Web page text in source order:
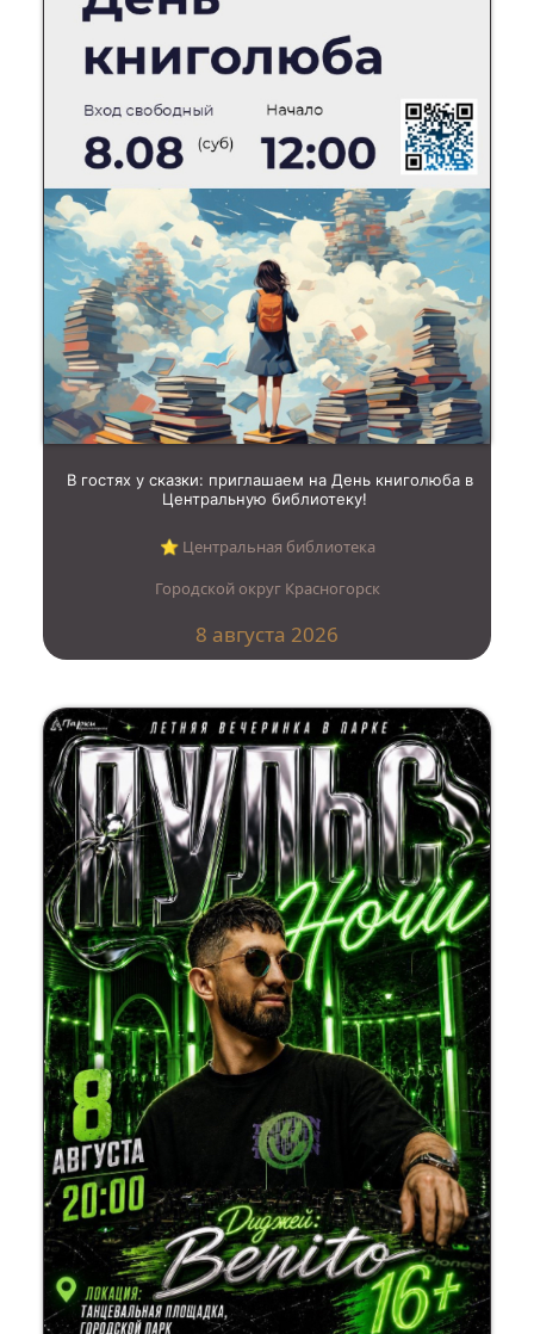
В гостях у сказки: приглашаем на День книголюба в
Центральную библиотеку!
⭐︎ Центральная библиотека
Городской округ Красногорск
8 августа 2026